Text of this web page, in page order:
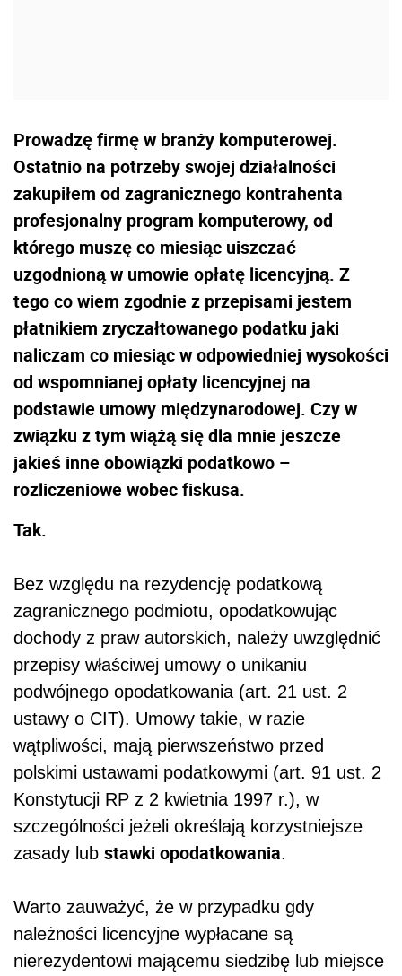
Prowadzę firmę w branży komputerowej.
Ostatnio na potrzeby swojej działalności
zakupiłem od zagranicznego kontrahenta
profesjonalny program komputerowy, od
którego muszę co miesiąc uiszczać
uzgodnioną w umowie opłatę licencyjną. Z
tego co wiem zgodnie z przepisami jestem
płatnikiem zryczałtowanego podatku jaki
naliczam co miesiąc w odpowiedniej wysokości
od wspomnianej opłaty licencyjnej na
podstawie umowy międzynarodowej. Czy w
związku z tym wiążą się dla mnie jeszcze
jakieś inne obowiązki podatkowo –
rozliczeniowe wobec fiskusa.
Tak.
Bez względu na rezydencję podatkową
zagranicznego podmiotu, opodatkowując
dochody z praw autorskich, należy uwzględnić
przepisy właściwej umowy o unikaniu
podwójnego opodatkowania (art. 21 ust. 2
ustawy o CIT). Umowy takie, w razie
wątpliwości, mają pierwszeństwo przed
polskimi ustawami podatkowymi (art. 91 ust. 2
Konstytucji RP z 2 kwietnia 1997 r.), w
szczególności jeżeli określają korzystniejsze
zasady lub stawki opodatkowania.
Warto zauważyć, że w przypadku gdy
należności licencyjne wypłacane są
nierezydentowi mającemu siedzibę lub miejsce